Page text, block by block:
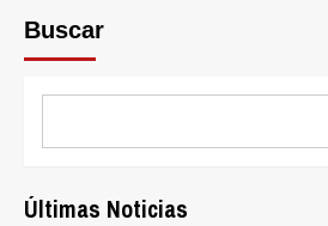
Challenges
Solutions
Buscar
Últimas Noticias